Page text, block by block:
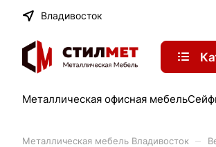
Владивосток
Металлическая офисная мебель
Металлическая мебель Владивосток